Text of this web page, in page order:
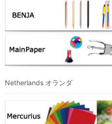
Netherlands オランダ